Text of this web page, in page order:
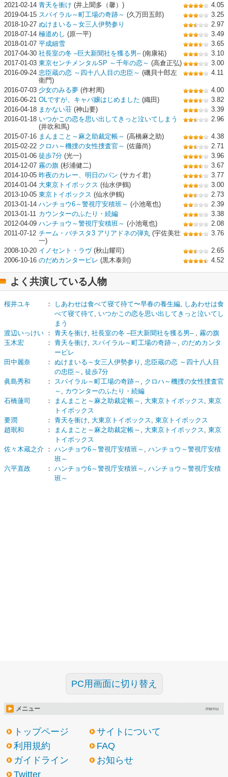
2021-02-14 青天を衝け (井上聞多（馨）)
4.05
2019-04-15 スパイラル～町工場の奇跡～ (久万田五郎)
3.25
2018-10-27 ぬけまいる～女三人伊勢参り
2.97
2018-07-14 極道めし (原一平)
3.49
2018-01-07 平成細雪
3.65
2017-04-30 社長室の冬 ‒巨大新聞社を獲る男‒ (南康祐)
3.10
2017-01-03 東京センチメンタルSP ～千年の恋～ (高倉正弘)
3.00
2016-09-24 忠臣蔵の恋 ～四十八人目の忠臣～ (磯貝十郎左
衛門)
4.11
2016-07-03 少女のみる夢 (作村周)
4.00
2016-06-21 OLですが、キャバ嬢はじめました (織田)
3.82
2016-04-18 まかない荘 (神山要)
3.39
2016-01-18 いつかこの恋を思い出してきっと泣いてしまう
(井吹和馬)
2.96
2015-07-16 まんまこと～麻之助裁定帳～ (高橋麻之助)
4.38
2015-02-22 クロハ～機捜の女性捜査官～ (佐藤尚)
2.71
2015-01-06 徒歩7分 (光一)
3.96
2014-12-07 霧の旗 (杉浦健二)
3.67
2014-10-05 昨夜のカレー、明日のパン (サカイ君)
3.77
2014-01-04 大東京トイボックス (仙水伊鶴)
3.00
2013-10-05 東京トイボックス (仙水伊鶴)
2.73
2013-01-14 ハンチョウ6～警視庁安積班～ (小池竜也)
2.39
2013-01-11 カウンターのふたり・続編
3.38
2012-04-09 ハンチョウ～警視庁安積班～ (小池竜也)
2.08
2011-07-12 チーム・バチスタ3 アリアドネの弾丸 (宇佐美壮
一)
3.76
2008-10-20 イノセント・ラヴ(秋山耀司)
2.65
2006-10-16 のだめカンタービレ (黒木泰則) 4.52
よく共演している人物
桜井ユキ ： しあわせは食べて寝て待て〜早春の養生編, しあわせは食
べて寝て待て, いつかこの恋を思い出してきっと泣いてし
まう
渡辺いっけい ： 青天を衝け, 社長室の冬 ‒巨大新聞社を獲る男‒ , 霧の旗
玉木宏
： 青天を衝け, スパイラル～町工場の奇跡～ , のだめカンタ
ービレ
田中麗奈
： ぬけまいる～女三人伊勢参り , 忠臣蔵の恋 ～四十八人目
の忠臣～ , 徒歩7分
眞島秀和
： スパイラル～町工場の奇跡～ , クロハ～機捜の女性捜査官
～ , カウンターのふたり・続編
石橋蓮司
： まんまこと～麻之助裁定帳～ , 大東京トイボックス, 東京
トイボックス
要潤
： 青天を衝け, 大東京トイボックス, 東京トイボックス
趙珉和
： まんまこと～麻之助裁定帳～ , 大東京トイボックス, 東京
トイボックス
佐々木蔵之介 ： ハンチョウ6～警視庁安積班～ , ハンチョウ～警視庁安積
班～
六平直政
： ハンチョウ6～警視庁安積班～ , ハンチョウ～警視庁安積
班～
PC用画面に切り替え
メニュー menu
トップページ
サイトについて
利用規約
FAQ
ガイドライン
お知らせ
Twitter